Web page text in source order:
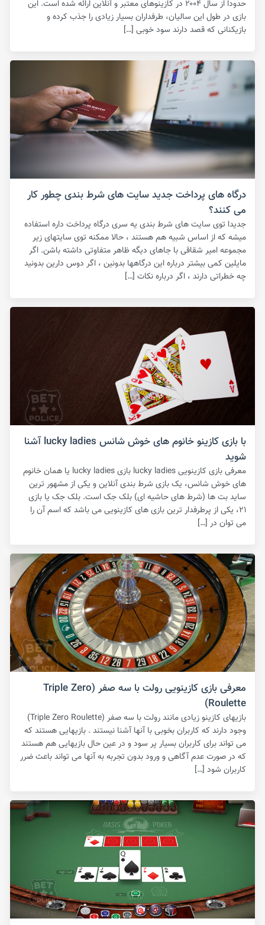
حدودا از سال ۲۰۰۴ در کازینوهای معتبر و آنلاین ارائه شده است. این
بازی در طول این سالیان، طرفداران بسیار زیادی را جذب کرده و
بازیکنانی که قصد دارند سود خوبی […]
درگاه های پرداخت جدید سایت های شرط بندی چطور کار
می کنند؟
جدیدا توی سایت های شرط بندی یه سری درگاه پرداخت داره استفاده
میشه که از اساس شبیه هم هستند ، حالا ممکنه توی سایتهای زیر
مجموعه امیر شقاقی با جاهای دیگه ظاهر متفاوتی داشته باشن. اگر
مایلین کمی بیشتر درباره این درگاهها بدونین ، اگر دوس دارین بدونید
چه خطراتی دارند ، اگر درباره نکات […]
با بازی کازینو خانوم های خوش شانس lucky ladies آشنا
شوید
معرفی بازی کازینویی lucky ladies بازی lucky ladies یا همان خانوم
های خوش شانس، یک بازی شرط بندی آنلاین و یکی از مشهور ترین
ساید بت ها (شرط های حاشیه ای) بلک جک است‌. بلک جک یا بازی
۲۱، یکی از پرطرفدار ترین بازی های کازینویی می باشد که اسم آن را
می توان در […]
معرفی بازی کازینویی رولت با سه صفر (Triple Zero
Roulette)
بازیهای کازینو زیادی مانند رولت با سه صفر (Triple Zero Roulette)
وجود دارند که کاربران بخوبی با آنها آشنا نیستند . بازیهایی هستند که
می تواند برای کاربران بسیار پر سود و در عین حال بازیهایی هم هستند
که در صورت عدم آگاهی و ورود بدون تجربه به آنها می تواند باعث ضرر
کاربران شود […]